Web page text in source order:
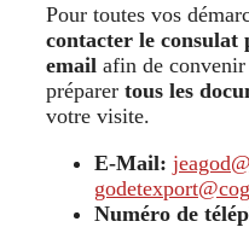
Pour toutes vos
contacter le consulat
email afin de
préparer tous les
votre visite.
E-Mail:
Numéro de